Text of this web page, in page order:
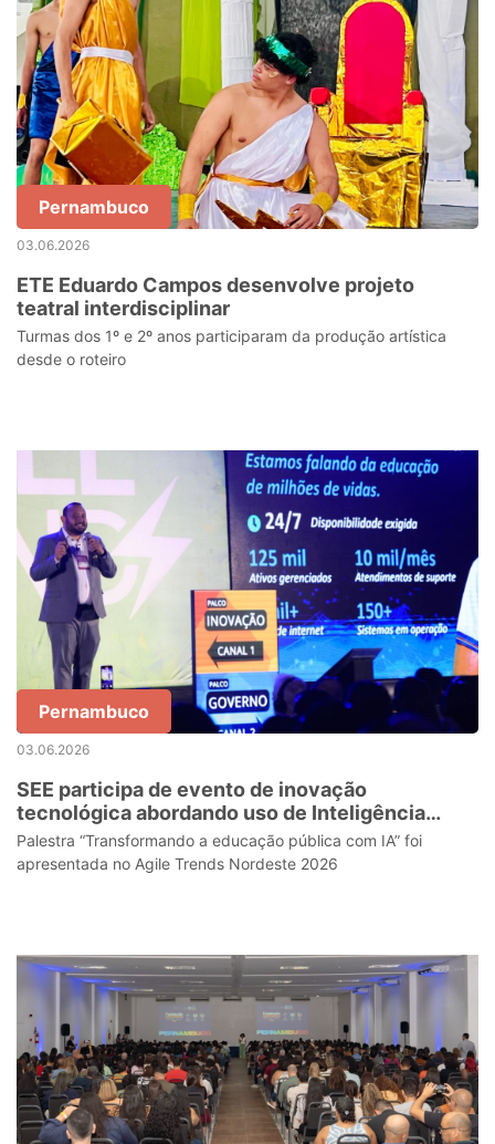
Pernambuco
03.06.2026
ETE Eduardo Campos desenvolve projeto
teatral interdisciplinar
Turmas dos 1º e 2º anos participaram da produção artística
desde o roteiro
Pernambuco
03.06.2026
SEE participa de evento de inovação
tecnológica abordando uso de Inteligência
Artificial para impulsionar processos
Palestra “Transformando a educação pública com IA” foi
apresentada no Agile Trends Nordeste 2026